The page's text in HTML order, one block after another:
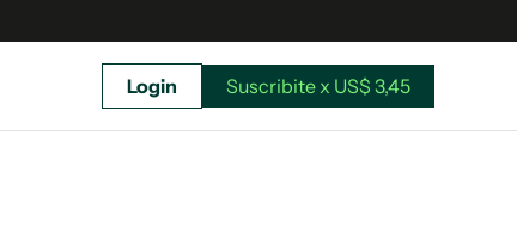
Login Suscribite x US$ 3,45